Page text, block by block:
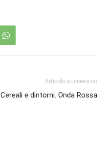
Articolo successivo
Cereali e dintorni. Onda Rossa